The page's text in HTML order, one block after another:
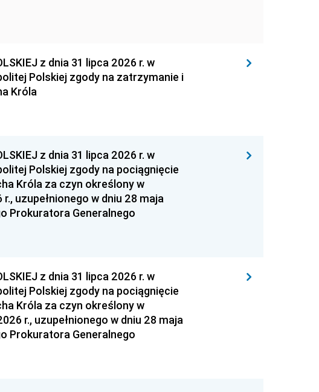
z dnia 31 lipca 2026 r. w
Polskiej zgody na zatrzymanie i
Króla
z dnia 31 lipca 2026 r. w
Polskiej zgody na pociągnięcie
Króla za czyn określony w
uzupełnionego w dniu 28 maja
Prokuratora Generalnego
z dnia 31 lipca 2026 r. w
Polskiej zgody na pociągnięcie
Króla za czyn określony w
r., uzupełnionego w dniu 28 maja
Prokuratora Generalnego